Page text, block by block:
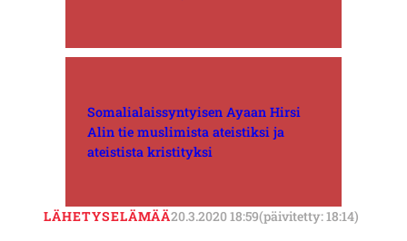
Somalialaissyntyisen Ayaan Hirsi
Alin tie muslimista ateistiksi ja
ateistista kristityksi
LÄHETYSELÄMÄÄ20.3.2020 18:59(päivitetty: 18:14)